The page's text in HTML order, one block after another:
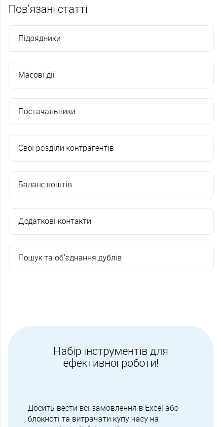
Пов'язані статті
Підрядники
Масові дії
Постачальники
Свої розділи контрагентів
Баланс коштів
Додаткові контакти
Пошук та об'єднання дублів
Набір інструментів для
ефективної роботи!
Досить вести всі замовлення в Excel або
блокноті та витрачати купу часу на